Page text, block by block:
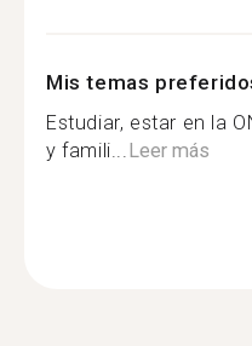
Mis temas
Estudiar, estar en la
y famili... Leer más